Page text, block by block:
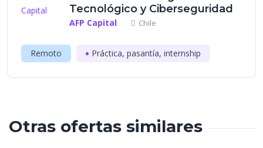
Tecnológico y Ciberseguridad
AFP Capital Chile
Remoto Práctica, pasantía, internship
Otras ofertas similares